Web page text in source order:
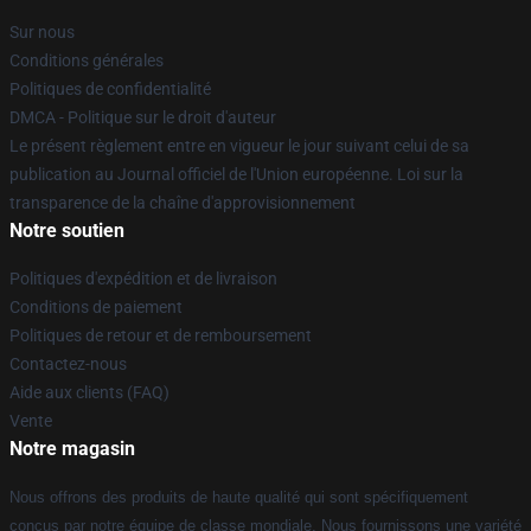
Sur nous
Conditions générales
Politiques de confidentialité
DMCA - Politique sur le droit d'auteur
Le présent règlement entre en vigueur le jour suivant celui de sa
publication au Journal officiel de l'Union européenne. Loi sur la
transparence de la chaîne d'approvisionnement
Notre soutien
Politiques d'expédition et de livraison
Conditions de paiement
Politiques de retour et de remboursement
Contactez-nous
Aide aux clients (FAQ)
Vente
Notre magasin
Nous offrons des produits de haute qualité qui sont spécifiquement
conçus par notre équipe de classe mondiale. Nous fournissons une variété